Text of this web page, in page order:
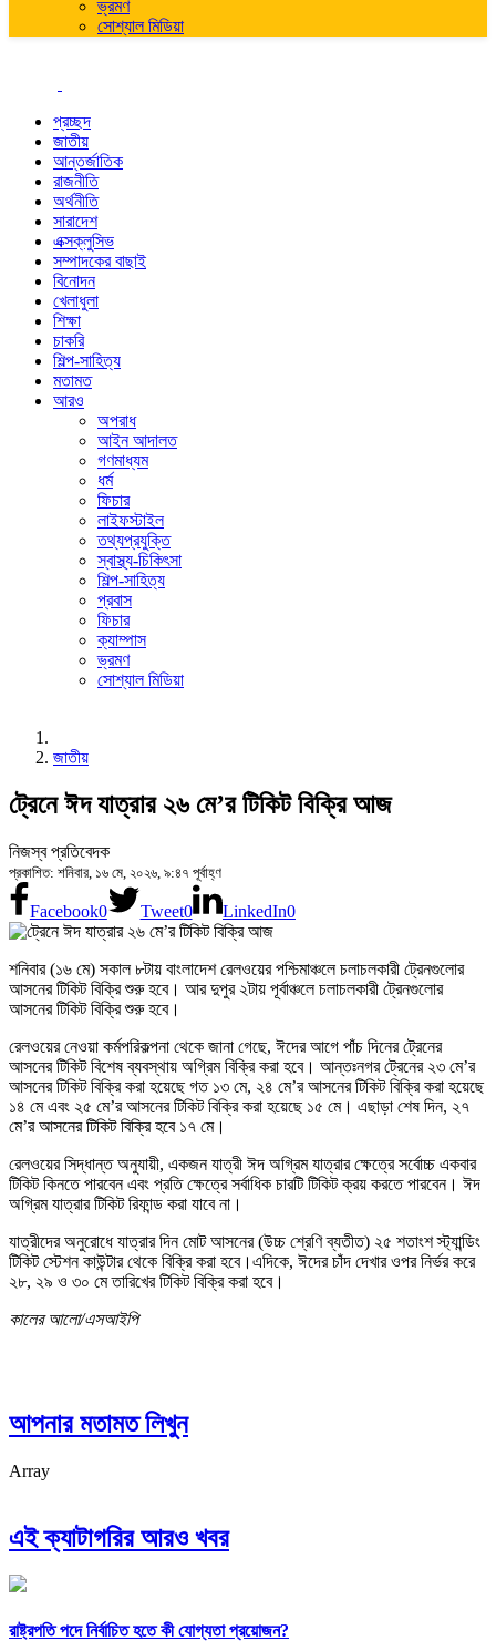
ভ্রমণ
সোশ্যাল মিডিয়া
প্রচ্ছদ
জাতীয়
আন্তর্জাতিক
রাজনীতি
অর্থনীতি
সারাদেশ
এক্সক্লুসিভ
সম্পাদকের বাছাই
বিনোদন
খেলাধুলা
শিক্ষা
চাকরি
শিল্প-সাহিত্য
মতামত
আরও
অপরাধ
আইন আদালত
গণমাধ্যম
ধর্ম
ফিচার
লাইফস্টাইল
তথ্যপ্রযুক্তি
স্বাস্থ্য-চিকিৎসা
শিল্প-সাহিত্য
প্রবাস
ফিচার
ক্যাম্পাস
ভ্রমণ
সোশ্যাল মিডিয়া
জাতীয়
ট্রেনে ঈদ যাত্রার ২৬ মে’র টিকিট বিক্রি আজ
নিজস্ব প্রতিবেদক
প্রকাশিত: শনিবার, ১৬ মে, ২০২৬, ৯:৪৭ পূর্বাহ্ণ
Facebook0 Tweet0 LinkedIn0
শনিবার (১৬ মে) সকাল ৮টায় বাংলাদেশ রেলওয়ের পশ্চিমাঞ্চলে চলাচলকারী ট্রেনগুলোর
আসনের টিকিট বিক্রি শুরু হবে। আর দুপুর ২টায় পূর্বাঞ্চলে চলাচলকারী ট্রেনগুলোর
আসনের টিকিট বিক্রি শুরু হবে।
রেলওয়ের নেওয়া কর্মপরিকল্পনা থেকে জানা গেছে, ঈদের আগে পাঁচ দিনের ট্রেনের
আসনের টিকিট বিশেষ ব্যবস্থায় অগ্রিম বিক্রি করা হবে। আন্তঃনগর ট্রেনের ২৩ মে’র
আসনের টিকিট বিক্রি করা হয়েছে গত ১৩ মে, ২৪ মে’র আসনের টিকিট বিক্রি করা হয়েছে
১৪ মে এবং ২৫ মে’র আসনের টিকিট বিক্রি করা হয়েছে ১৫ মে। এছাড়া শেষ দিন, ২৭
মে’র আসনের টিকিট বিক্রি হবে ১৭ মে।
রেলওয়ের সিদ্ধান্ত অনুযায়ী, একজন যাত্রী ঈদ অগ্রিম যাত্রার ক্ষেত্রে সর্বোচ্চ একবার
টিকিট কিনতে পারবেন এবং প্রতি ক্ষেত্রে সর্বাধিক চারটি টিকিট ক্রয় করতে পারবেন। ঈদ
অগ্রিম যাত্রার টিকিট রিফান্ড করা যাবে না।
যাত্রীদের অনুরোধে যাত্রার দিন মোট আসনের (উচ্চ শ্রেণি ব্যতীত) ২৫ শতাংশ স্ট্যান্ডিং
টিকিট স্টেশন কাউন্টার থেকে বিক্রি করা হবে।এদিকে, ঈদের চাঁদ দেখার ওপর নির্ভর করে
২৮, ২৯ ও ৩০ মে তারিখের টিকিট বিক্রি করা হবে।
কালের আলো/এসআইপি
আপনার মতামত লিখুন
Array
এই ক্যাটাগরির আরও খবর
রাষ্ট্রপতি পদে নির্বাচিত হতে কী যোগ্যতা প্রয়োজন?